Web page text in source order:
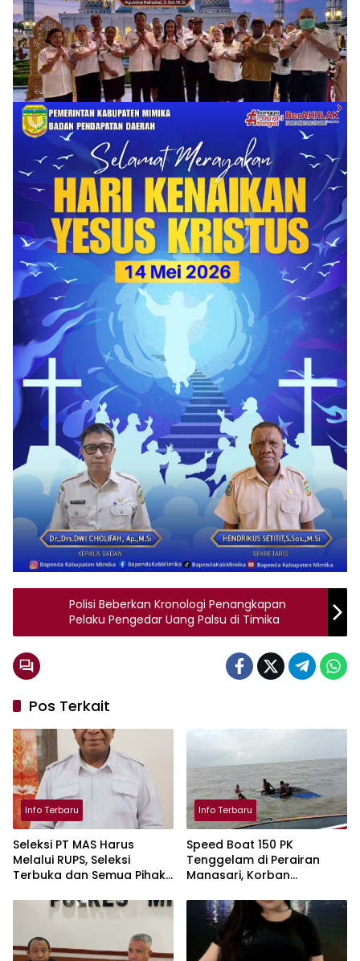
Polisi Beberkan Kronologi Penangkapan
Pelaku Pengedar Uang Palsu di Timika
Pos Terkait
Info Terbaru
Seleksi PT MAS Harus
Melalui RUPS, Seleksi
Terbuka dan Semua Pihak
Info Terbaru
Speed Boat 150 PK
Tenggelam di Perairan
Manasari, Korban